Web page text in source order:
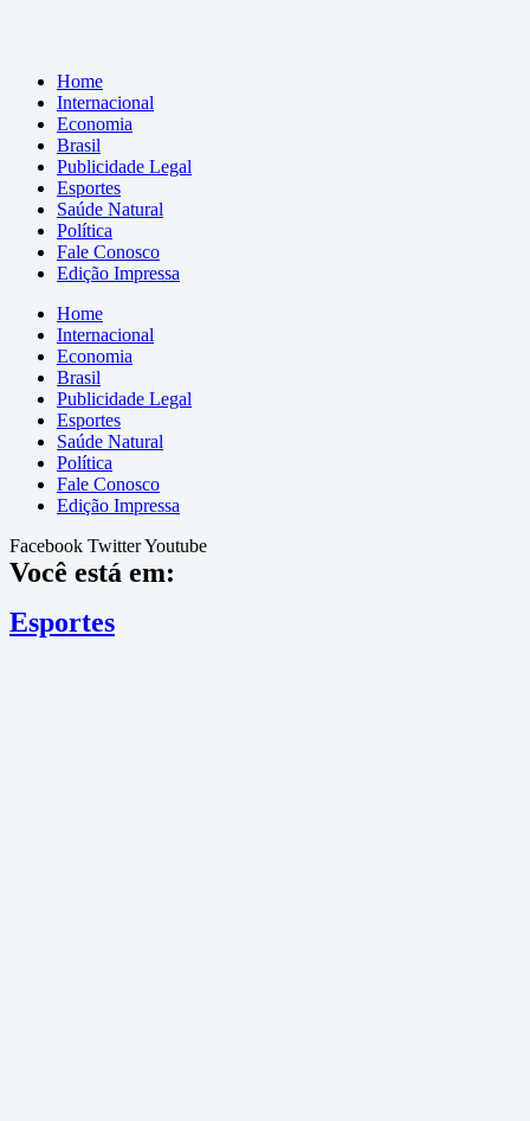
Home
Internacional
Economia
Brasil
Publicidade Legal
Esportes
Saúde Natural
Política
Fale Conosco
Edição Impressa
Home
Internacional
Economia
Brasil
Publicidade Legal
Esportes
Saúde Natural
Política
Fale Conosco
Edição Impressa
Facebook TwitterYoutube
Você está em:
Esportes